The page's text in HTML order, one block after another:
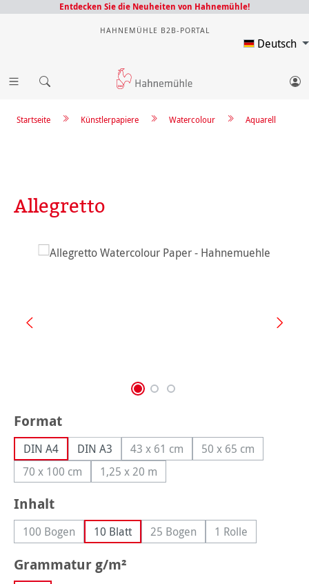
Entdecken Sie die Neuheiten von Hahnemühle!
HAHNEMÜHLE B2B-PORTAL
Deutsch
Aquarell
Watercolour
Künstlerpapiere
Startseite
Allegretto
Bildergalerie überspringen
Formatauswählen
DIN A4 DIN A3 43 x 61 cm(Diese Option ist zurzeit nicht
50 x 65 cm(Diese Option ist
70 x 100 cm(Diese Option ist zurzeit nicht verfügbar.)
1,25 x 20 m(Diese Option ist zurzeit nicht verfügbar.)
Inhaltauswählen
100 Bogen(Diese Option ist zurzeit nicht verfügbar.)
10 Blatt 25 Bogen(Diese Option ist zurzeit nicht
1 Rolle(Diese Option ist
Grammatur g/m²